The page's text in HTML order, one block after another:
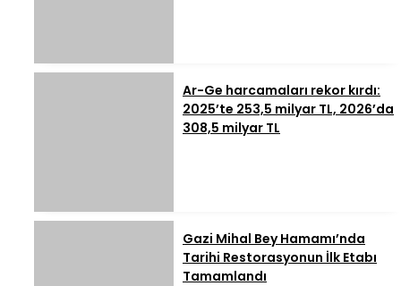
Ar-Ge harcamaları rekor kırdı:
2025’te 253,5 milyar TL, 2026’da
308,5 milyar TL
Gazi Mihal Bey Hamamı’nda
Tarihi Restorasyonun İlk Etabı
Tamamlandı